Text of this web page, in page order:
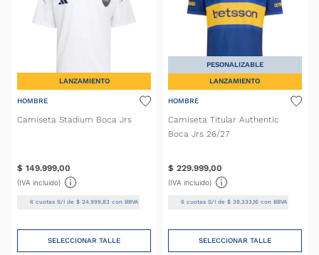
LANZAMIENTO
HOMBRE
Camiseta Stadium Boca Jrs
$ 149.999,00
(IVA incluido)
6 cuotas S/I de$ 24 .999 ,83 con BBVA
SELECCIONAR TALLE
LANZAMIENTO
PESONALIZABLE
HOMBRE
Camiseta Titular Authentic
Boca Jrs 26/27
$ 229.999,00
(IVA incluido)
6cuotas S/I de $ 38. 333,16con BBVA
SELECCIONAR TALLE